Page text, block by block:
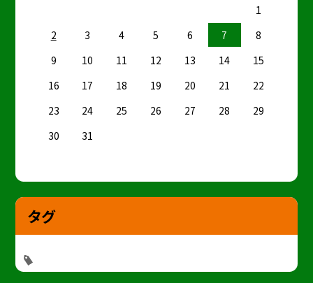
1
2
3 4 5 6 7
8
9
10 11 12 13 14
15
16
17 18 19 20 21
22
23
24 25 26 27 28
29
30
31
タグ